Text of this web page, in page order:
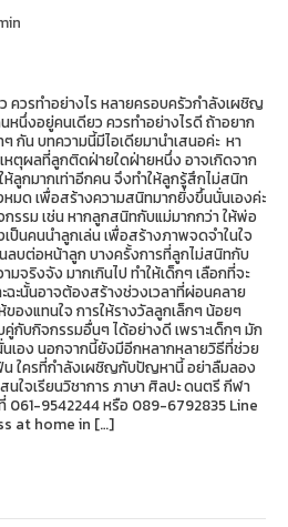
ควรทำอย่างไร หลายครอบครัวกำลังเผชิญ
นึ่งอยู่คนเดียว ควรทำอย่างไรดี ถ้าอยาก
กัน บทความนี้มีไอเดียมานำเสนอค่ะ หา
หตุผลที่ลูกติดฝ่ายใดฝ่ายหนึ่ง อาจเกิดจาก
ห้ลูกมากเท่าอีกคน จึงทำให้ลูกรู้สึกไม่สนิท
มด เพื่อสร้างความสนิทมากยิ่งขึ้นนั่นเองค่ะ
รรม เช่น หากลูกสนิทกับแม่มากกว่า ให้พ่อ
ป็นคนนำลูกเล่น เพื่อสร้างภาพจดจำในใจ
บต่อหน้าลูก บางครั้งการที่ลูกไม่สนิทกับ
มจริงจัง มากเกินไป ทำให้เด็กๆ เลือกที่จะ
ฉะนั้นอาจต้องสร้างช่วงเวลาที่ผ่อนคลาย
องแทนใจ การให้รางวัลลูกเล็กๆ น้อยๆ
บกิจกรรมอื่นๆ ได้อย่างดี เพราะเด็กๆ มัก
นเอง นอกจากนี้ยังมีอีกหลากหลายวิธีที่ช่วย
ใครที่กำลังเผชิญกับปัญหานี้ อย่าลืมลอง
นใจเรียนวิชาการ ภาษา ศิลปะ ดนตรี กีฬา
061-9542244 หรือ 089-6792835 Line
at home in […]